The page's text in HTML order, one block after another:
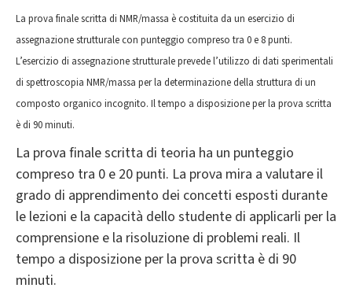
La prova finale scritta di NMR/massa è costituita da un esercizio di
assegnazione strutturale con punteggio compreso tra 0 e 8 punti.
L’esercizio di assegnazione strutturale prevede l’utilizzo di dati sperimentali
di spettroscopia NMR/massa per la determinazione della struttura di un
composto organico incognito. Il tempo a disposizione per la prova scritta
è di 90 minuti.
La prova finale scritta di teoria ha un punteggio
compreso tra 0 e 20 punti. La prova mira a valutare il
grado di apprendimento dei concetti esposti durante
le lezioni e la capacità dello studente di applicarli per la
comprensione e la risoluzione di problemi reali. Il
tempo a disposizione per la prova scritta è di 90
minuti.